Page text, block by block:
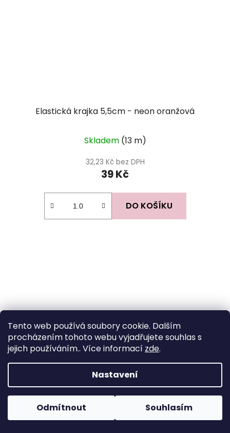
Tento web používá soubory cookie. Dalším
procházením tohoto webu vyjadřujete souhlas s
jejich používáním.. Více informací zde.
Nastavení
Odmítnout Souhlasím
Elastická krajka 5,5cm - neon oranžová
Skladem (13 m)
32,23 Kč bez DPH
39 Kč
DO KOŠÍKU
Elastická krajka 5,5cm - bílá